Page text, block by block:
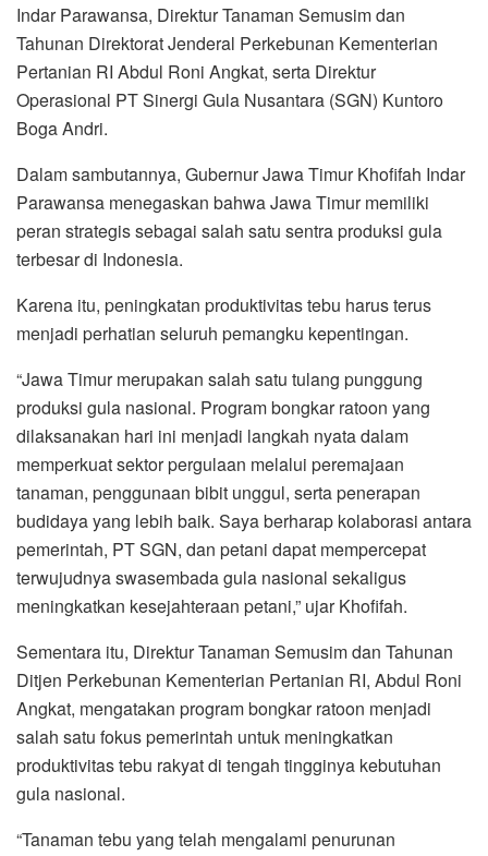
Indar Parawansa, Direktur Tanaman Semusim dan
Tahunan Direktorat Jenderal Perkebunan Kementerian
Pertanian RI Abdul Roni Angkat, serta Direktur
Operasional PT Sinergi Gula Nusantara (SGN) Kuntoro
Boga Andri.
Dalam sambutannya, Gubernur Jawa Timur Khofifah Indar
Parawansa menegaskan bahwa Jawa Timur memiliki
peran strategis sebagai salah satu sentra produksi gula
terbesar di Indonesia.
Karena itu, peningkatan produktivitas tebu harus terus
menjadi perhatian seluruh pemangku kepentingan.
“Jawa Timur merupakan salah satu tulang punggung
produksi gula nasional. Program bongkar ratoon yang
dilaksanakan hari ini menjadi langkah nyata dalam
memperkuat sektor pergulaan melalui peremajaan
tanaman, penggunaan bibit unggul, serta penerapan
budidaya yang lebih baik. Saya berharap kolaborasi antara
pemerintah, PT SGN, dan petani dapat mempercepat
terwujudnya swasembada gula nasional sekaligus
meningkatkan kesejahteraan petani,” ujar Khofifah.
Sementara itu, Direktur Tanaman Semusim dan Tahunan
Ditjen Perkebunan Kementerian Pertanian RI, Abdul Roni
Angkat, mengatakan program bongkar ratoon menjadi
salah satu fokus pemerintah untuk meningkatkan
produktivitas tebu rakyat di tengah tingginya kebutuhan
gula nasional.
“Tanaman tebu yang telah mengalami penurunan